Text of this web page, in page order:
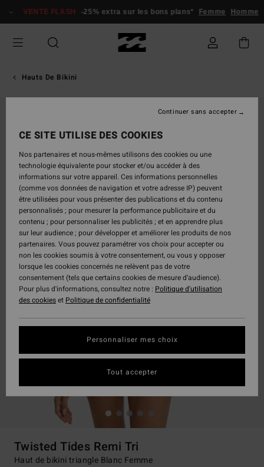
VENTE FLASH -25% extra sur les bons plans* Femme Homme
Hauts De Bikini
Twisted Tides Remi Tri
Haut de bikini triangle Blanc Femme
CE SITE UTILISE DES COOKIES
Nos partenaires et nous-mêmes utilisons des cookies ou une
technologie équivalente pour stocker et/ou accéder à des
informations sur votre appareil. Ces informations personnelles
(comme vos données de navigation et votre adresse IP) peuvent
être utilisées pour vous présenter des publications et du contenu
personnalisés ; pour mesurer la performance publicitaire et du
contenu ; pour personnaliser les publicités ; et en apprendre plus
sur leur audience ; pour développer et améliorer les produits de nos
partenaires. Vous pouvez paramétrer vos choix pour accepter ou
non les cookies soumis à votre consentement, ou vous y opposer
lorsque les cookies concernés ne relèvent pas de votre
consentement (tels que certains cookies de mesure d’audience).
Pour plus d'informations, consultez notre : Politique d'utilisation
des cookieset Politique de confidentialité
Personnaliser mes choix
Continuer sans accepter
Tout accepter